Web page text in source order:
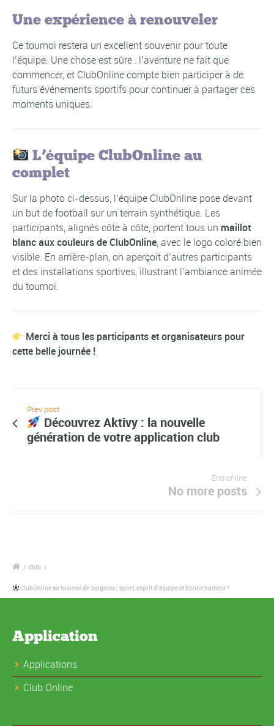
Une expérience à renouveler
Ce tournoi restera un excellent souvenir pour toute
l’équipe. Une chose est sûre : l’aventure ne fait que
commencer, et ClubOnline compte bien participer à de
futurs événements sportifs pour continuer à partager ces
moments uniques.
L’équipe ClubOnline au
complet
Sur la photo ci-dessus, l’équipe ClubOnline pose devant
un but de football sur un terrain synthétique. Les
participants, alignés côte à côte, portent tous un maillot
blanc aux couleurs de ClubOnline, avec le logo coloré bien
visible. En arrière-plan, on aperçoit d’autres participants
et des installations sportives, illustrant l’ambiance animée
du tournoi.
Merci à tous les participants et organisateurs pour
cette belle journée !
Prev post
Découvrez Aktivy : la nouvelle
génération de votre application club
End of line
No more posts
/ club /
ClubOnline au tournoi de Soignies : sport, esprit d’équipe et bonne humeur !
Application
Applications
Club Online